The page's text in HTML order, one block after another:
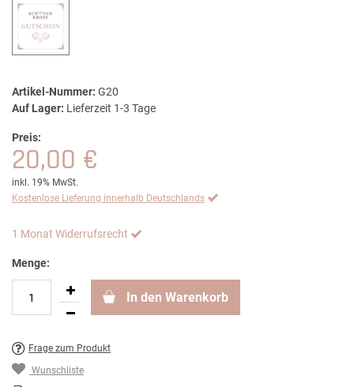
Artikel-Nummer: G20
Auf Lager: Lieferzeit 1-3 Tage
Preis:
20,00 €
inkl. 19% MwSt.
Kostenlose Lieferung innerhalb Deutschlands
1 Monat Widerrufsrecht
Menge:
In den Warenkorb
Frage zum Produkt
Wunschliste